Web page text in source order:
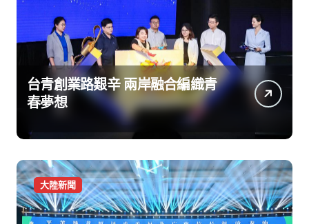
台青創業路艱辛 兩岸融合編織青
春夢想
大陸新聞